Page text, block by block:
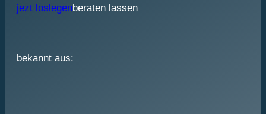
jezt loslegenberaten lassen
bekannt aus: